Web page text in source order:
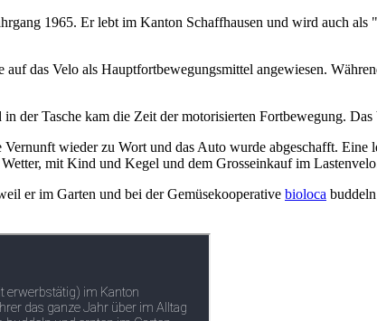
1965. Er lebt im Kanton Schaffhausen und wird auch
das Velo als Hauptfortbewegungsmittel angewiesen.
der Tasche kam die Zeit der motorisierten Fortbewegung.
wieder zu Wort und das Auto wurde abgeschafft.
mit Kind und Kegel und dem Grosseinkauf im
er im Garten und bei der Gemüsekooperative bioloca